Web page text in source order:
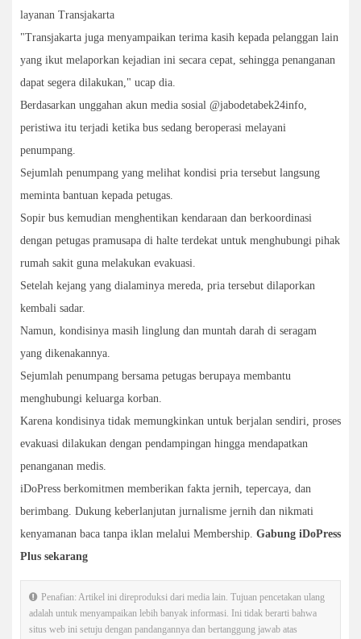
layanan Transjakarta
"Transjakarta juga menyampaikan terima kasih kepada pelanggan lain
yang ikut melaporkan kejadian ini secara cepat, sehingga penanganan
dapat segera dilakukan," ucap dia.
Berdasarkan unggahan akun media sosial @jabodetabek24info,
peristiwa itu terjadi ketika bus sedang beroperasi melayani
penumpang.
Sejumlah penumpang yang melihat kondisi pria tersebut langsung
meminta bantuan kepada petugas.
Sopir bus kemudian menghentikan kendaraan dan berkoordinasi
dengan petugas pramusapa di halte terdekat untuk menghubungi pihak
rumah sakit guna melakukan evakuasi.
Setelah kejang yang dialaminya mereda, pria tersebut dilaporkan
kembali sadar.
Namun, kondisinya masih linglung dan muntah darah di seragam
yang dikenakannya.
Sejumlah penumpang bersama petugas berupaya membantu
menghubungi keluarga korban.
Karena kondisinya tidak memungkinkan untuk berjalan sendiri, proses
evakuasi dilakukan dengan pendampingan hingga mendapatkan
penanganan medis.
iDoPress berkomitmen memberikan fakta jernih, tepercaya, dan
berimbang. Dukung keberlanjutan jurnalisme jernih dan nikmati
kenyamanan baca tanpa iklan melalui Membership. Gabung iDoPress
Plus sekarang
Penafian: Artikel ini direproduksi dari media lain. Tujuan pencetakan ulang
adalah untuk menyampaikan lebih banyak informasi. Ini tidak berarti bahwa
situs web ini setuju dengan pandangannya dan bertanggung jawab atas